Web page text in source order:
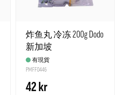
炸鱼丸 冷冻 200g Dodo
新加坡
有現貨
PMFF0446
42 kr